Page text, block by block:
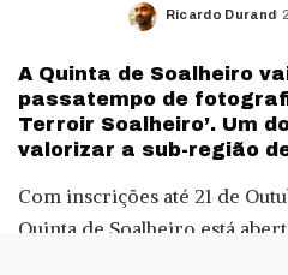
Posted
Ricardo Durand
A Quinta de Soalheiro
passatempo de
Terroir Soalheiro’. Um
valorizar a sub-região
Com inscrições até 21 de
Quinta de Soalheiro está